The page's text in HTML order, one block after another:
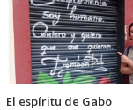
El espíritu de Gabo